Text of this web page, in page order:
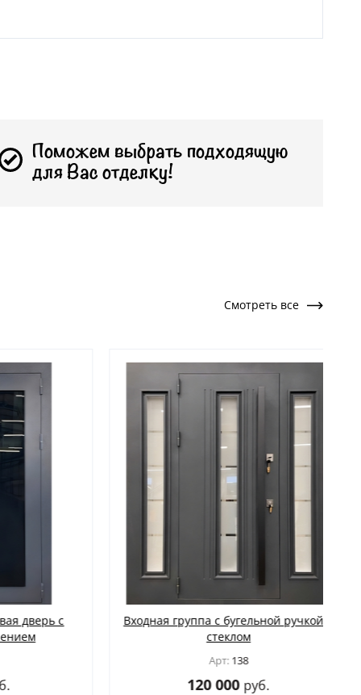
Поможем выбрать подходящую
для Вас отделку!
Смотреть все
с
Входная группа с бугельной ручкой и
стеклом
138
120 000руб.